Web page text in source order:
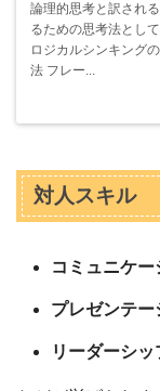
論理的思考と訳され
るための思考法とし
ロジカルシンキング
法 フレー...
対人スキル
コミュニケー
プレゼンテー
リーダーシッ